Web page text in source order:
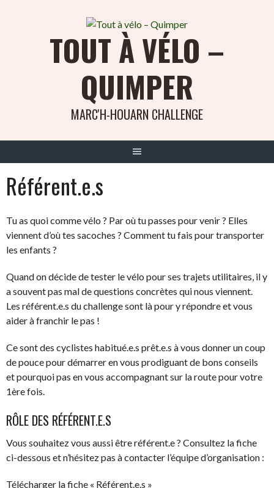
TOUT À VÉLO –
QUIMPER
MARC'H-HOUARN CHALLENGE
Référent.e.s
Tu as quoi comme vélo ? Par où tu passes pour venir ? Elles
viennent d’où tes sacoches ? Comment tu fais pour transporter
les enfants ?
Quand on décide de tester le vélo pour ses trajets utilitaires, il y
a souvent pas mal de questions concrètes qui nous viennent.
Les référent.e.s du challenge sont là pour y répondre et vous
aider à franchir le pas !
Ce sont des cyclistes habitué.e.s prêt.e.s à vous donner un coup
de pouce pour démarrer en vous prodiguant de bons conseils
et pourquoi pas en vous accompagnant sur la route pour votre
1ère fois.
RÔLE DES RÉFÉRENT.E.S
Vous souhaitez vous aussi être référent.e ? Consultez la fiche
ci-dessous et n’hésitez pas à contacter l’équipe d’organisation :
Télécharger la fiche « Référent.e.s »